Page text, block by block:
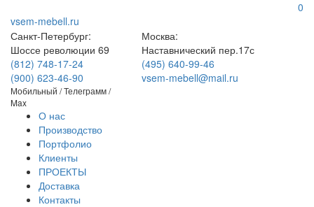
0
vsem-mebell.ru
Санкт-Петербург:
Шоссе революции 69
(812) 748-17-24
(900) 623-46-90
Мобильный / Телеграмм /
Max
Москва:
Наставнический пер.17с
(495) 640-99-46
vsem-mebell@mail.ru
О нас
Производство
Портфолио
Клиенты
ПРОЕКТЫ
Доставка
Контакты